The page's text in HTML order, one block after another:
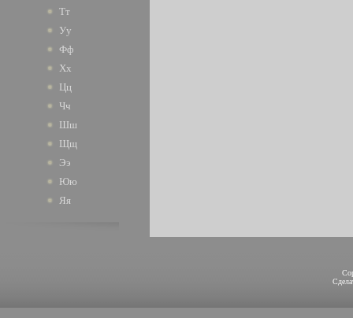
Тт
Уу
Фф
Хх
Цц
Чч
Шш
Щщ
Ээ
Юю
Яя